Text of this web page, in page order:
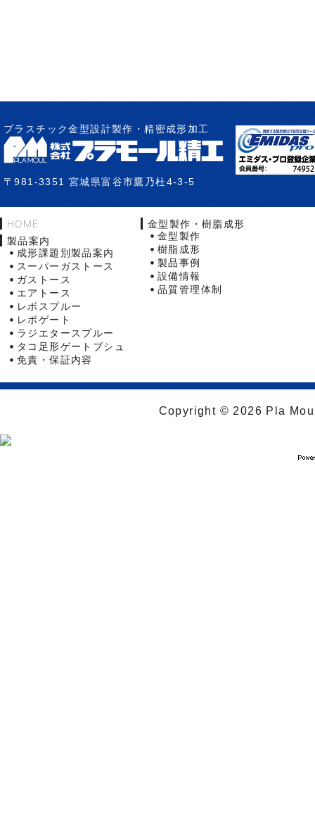
プラスチック金型設計製作・精密成形加工
〒981-3351 宮城県富谷市鷹乃杜4-3-5
HOME
製品案内
成形課題別製品案内
スーパーガストース
ガストース
エアトース
レボスプルー
レボゲート
ラジエタースプルー
タコ足形ゲートブシュ
免責・保証内容
金型製作・樹脂成形
金型製作
樹脂成形
製品事例
設備情報
品質管理体制
Copyright © 2026 Pla